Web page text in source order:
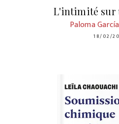
L'intimité sur
Paloma
18/02/